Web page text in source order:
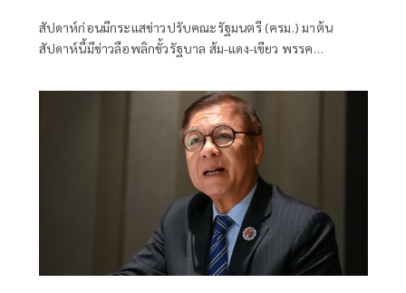
สัปดาห์ก่อนมีกระแสข่าวปรับคณะรัฐมนตรี (ครม.) มาต้น
สัปดาห์นี้มีข่าวลือพลิกขั้วรัฐบาล ส้ม-แดง-เขียว พรรค